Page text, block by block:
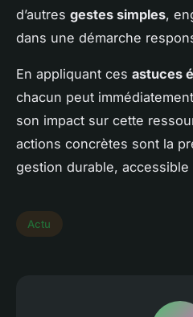
d’autres gestes simples,
dans une démarche
En appliquant ces astuces
chacun peut
son impact sur cette
actions concrètes sont la
gestion durable, accessible
Actu